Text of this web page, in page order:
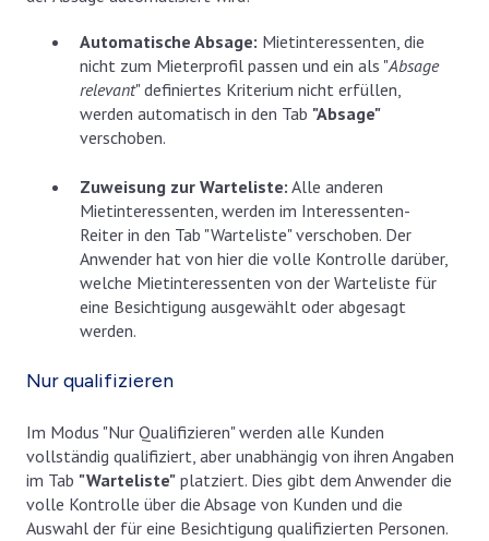
Automatische Absage: Mietinteressenten, die
nicht zum Mieterprofil passen und ein als "Absage
relevant" definiertes Kriterium nicht erfüllen,
werden automatisch in den Tab "Absage"
verschoben.
Zuweisung zur Warteliste: Alle anderen
Mietinteressenten, werden im Interessenten-
Reiter in den Tab "Warteliste" verschoben. Der
Anwender hat von hier die volle Kontrolle darüber,
welche Mietinteressenten von der Warteliste für
eine Besichtigung ausgewählt oder abgesagt
werden.
Nur qualifizieren
Im Modus "Nur Qualifizieren" werden alle Kunden
vollständig qualifiziert, aber unabhängig von ihren Angaben
im Tab "Warteliste" platziert. Dies gibt dem Anwender die
volle Kontrolle über die Absage von Kunden und die
Auswahl der für eine Besichtigung qualifizierten Personen.